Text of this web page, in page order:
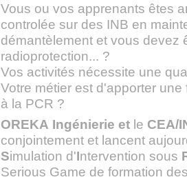
Vous ou vos apprenants êtes
controlée sur des INB en
démantèlement et vous devez
radioprotection... ?
Vos activités nécessite une
Votre métier est d'apporter
à la PCR ?
OREKA Ingénierie et le CEA/
conjointement et lancent
Simulation d'Intervention sous
Serious Game de formation